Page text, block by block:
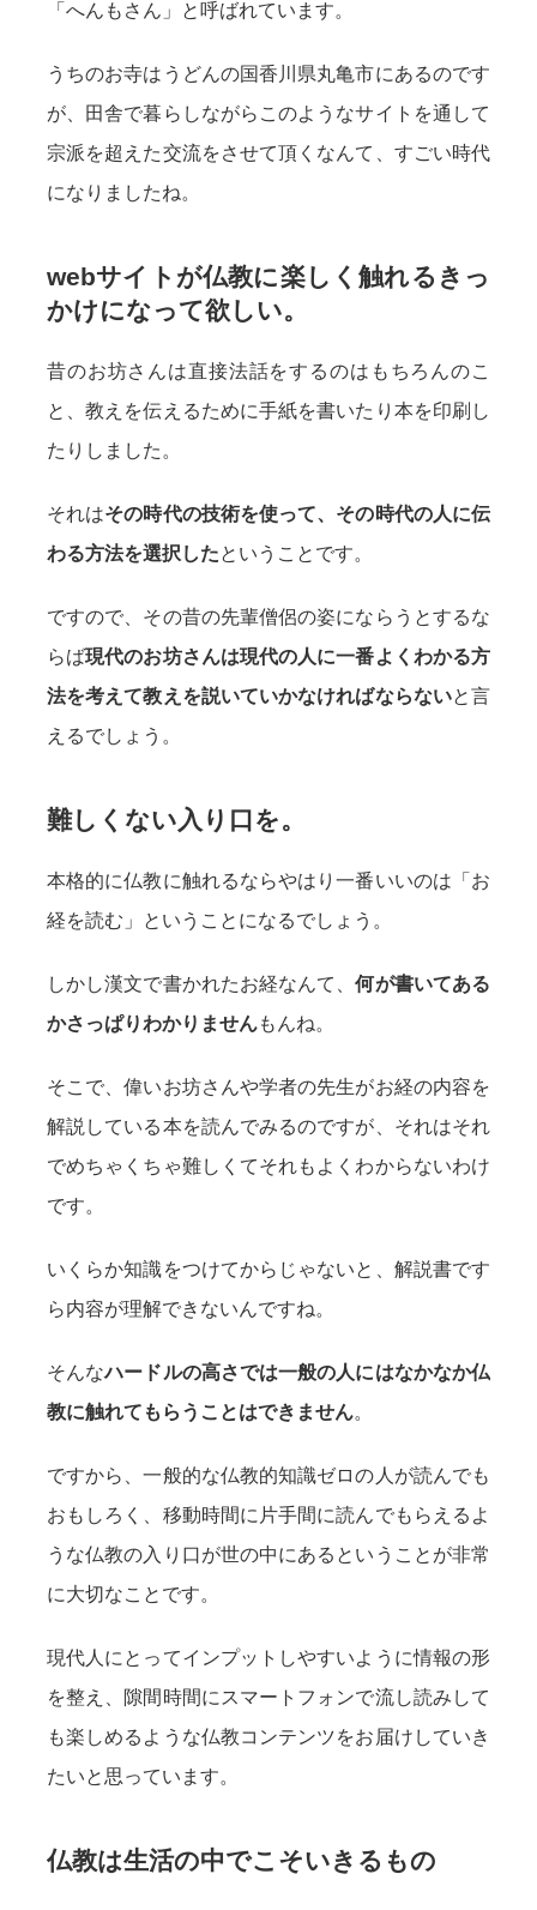
「へんもさん」と呼ばれています。
うちのお寺はうどんの国香川県丸亀市にあるのです
が、田舎で暮らしながらこのようなサイトを通して
宗派を超えた交流をさせて頂くなんて、すごい時代
になりましたね。
webサイトが仏教に楽しく触れるきっ
かけになって欲しい。
昔のお坊さんは直接法話をするのはもちろんのこ
と、教えを伝えるために手紙を書いたり本を印刷し
たりしました。
それはその時代の技術を使って、その時代の人に伝
わる方法を選択したということです。
ですので、その昔の先輩僧侶の姿にならうとするな
らば現代のお坊さんは現代の人に一番よくわかる方
法を考えて教えを説いていかなければならないと言
えるでしょう。
難しくない入り口を。
本格的に仏教に触れるならやはり一番いいのは「お
経を読む」ということになるでしょう。
しかし漢文で書かれたお経なんて、何が書いてある
かさっぱりわかりませんもんね。
そこで、偉いお坊さんや学者の先生がお経の内容を
解説している本を読んでみるのですが、それはそれ
でめちゃくちゃ難しくてそれもよくわからないわけ
です。
いくらか知識をつけてからじゃないと、解説書です
ら内容が理解できないんですね。
そんなハードルの高さでは一般の人にはなかなか仏
教に触れてもらうことはできません。
ですから、一般的な仏教的知識ゼロの人が読んでも
おもしろく、移動時間に片手間に読んでもらえるよ
うな仏教の入り口が世の中にあるということが非常
に大切なことです。
現代人にとってインプットしやすいように情報の形
を整え、隙間時間にスマートフォンで流し読みして
も楽しめるような仏教コンテンツをお届けしていき
たいと思っています。
仏教は生活の中でこそいきるもの